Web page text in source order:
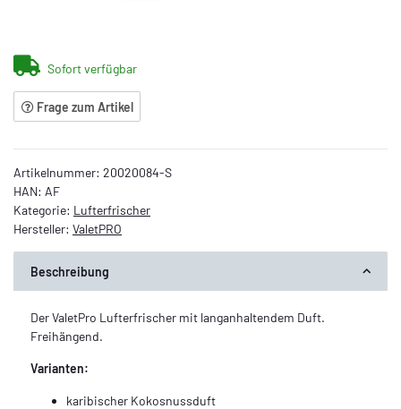
Sofort verfügbar
Frage zum Artikel
Artikelnummer: 20020084-S
HAN: AF
Kategorie: Lufterfrischer
Hersteller: ValetPRO
Beschreibung
Der ValetPro Lufterfrischer mit langanhaltendem Duft.
Freihängend.
Varianten:
karibischer Kokosnussduft